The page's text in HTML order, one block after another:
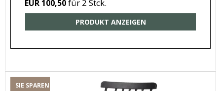
EUR 100,50für 2 Stck.
PRODUKT ANZEIGEN
SIE SPAREN